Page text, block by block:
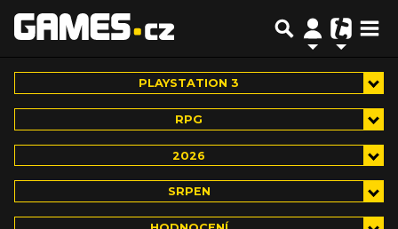
PLAYSTATION 3
RPG
2026
SRPEN